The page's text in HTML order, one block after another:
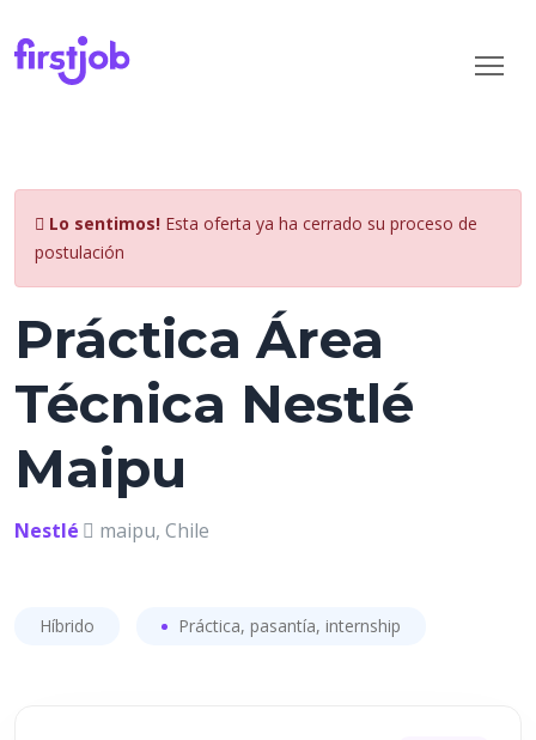
Lo sentimos! Esta oferta ya ha cerrado su proceso de
postulación
Práctica Área
Técnica Nestlé
Maipu
Nestlé maipu, Chile
Híbrido Práctica, pasantía, internship